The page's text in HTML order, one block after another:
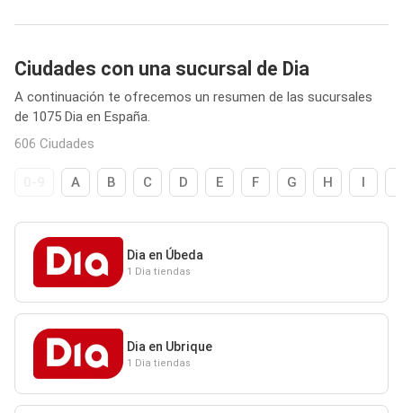
Ciudades con una sucursal de Dia
A continuación te ofrecemos un resumen de las sucursales
de 1075 Dia en España.
606 Ciudades
A B C D E F G H I
Dia en Úbeda
1 Dia tiendas
Dia en Ubrique
1 Dia tiendas